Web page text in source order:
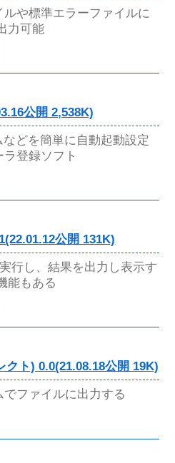
や標準エラーファイルに
力可能
公開 2,538K)
どを簡単に自動起動設定
登録ソフト
公開 131K)
行し、結果を出力し表示す
能もある
ト) 0.0(21.08.18公開 19K)
ファイルに出力する